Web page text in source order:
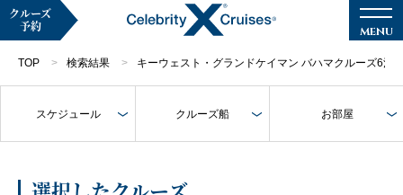
クルーズ
予約
TOP 検索結果 キーウェスト・グランドケイマン バハマクルーズ6泊7
スケジュール クルーズ船 お部屋